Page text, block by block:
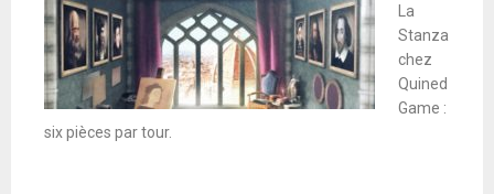
La
Stanza
chez
Quined
Game :
six pièces par tour.